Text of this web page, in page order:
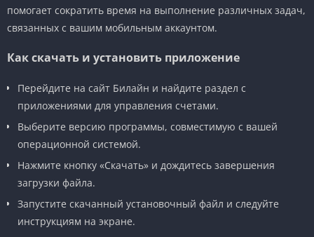
помогает сократить время на выполнение различных задач,
связанных с вашим мобильным аккаунтом.
Как скачать и установить приложение
Перейдите на сайт Билайн и найдите раздел с
приложениями для управления счетами.
Выберите версию программы, совместимую с вашей
операционной системой.
Нажмите кнопку «Скачать» и дождитесь завершения
загрузки файла.
Запустите скачанный установочный файл и следуйте
инструкциям на экране.